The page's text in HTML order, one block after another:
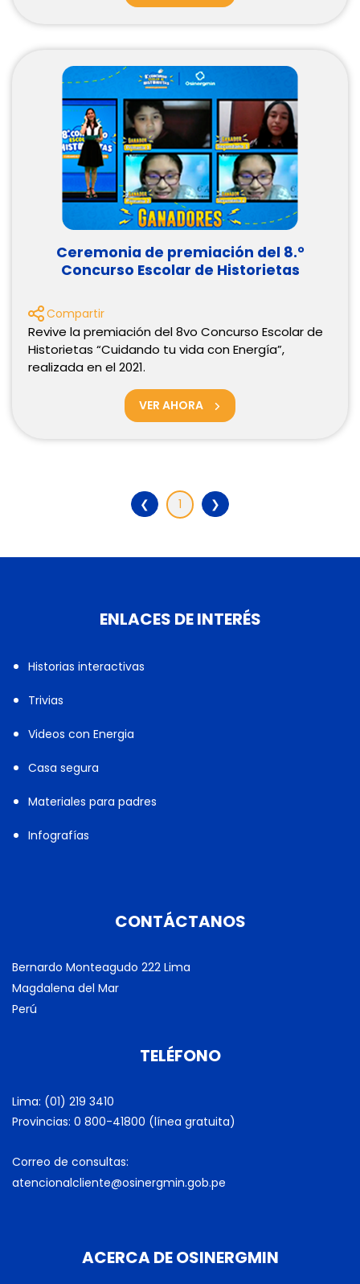
Ceremonia de premiación del 8.°
Concurso Escolar de Historietas
Compartir
Revive la premiación del 8vo Concurso Escolar de
Historietas “Cuidando tu vida con Energía”,
realizada en el 2021.
VER AHORA
❮ 1 ❯
ENLACES DE INTERÉS
Historias interactivas
Trivias
Videos con Energia
Casa segura
Materiales para padres
Infografías
CONTÁCTANOS
Bernardo Monteagudo 222 Lima
Magdalena del Mar
Perú
TELÉFONO
Lima: (01) 219 3410
Provincias: 0 800-41800 (línea gratuita)
Correo de consultas:
atencionalcliente@osinergmin.gob.pe
ACERCA DE OSINERGMIN